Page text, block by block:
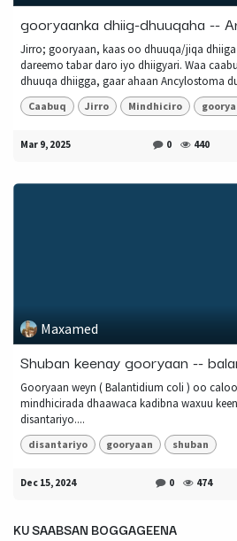
gooryaanka dhiig-dhuuqaha --
Jirro; gooryaan, kaas oo dhuuqa/jiqa
dareemo tabar daro iyo dhiigyari. Waa
dhuuqa dhiigga, gaar ahaan Ancylostoma
Caabuq Jirro Mindhiciro
Mar 9, 2025 0 440
Maxamed
Shuban keenay gooryaan --
Gooryaan weyn ( Balantidium coli ) oo
mindhicirada dhaawaca kadibna waxuu
disantariyo....
disantariyo gooryaan shuban
Dec 15, 2024 0 474
KU SAABSAN BOGGAGEENA